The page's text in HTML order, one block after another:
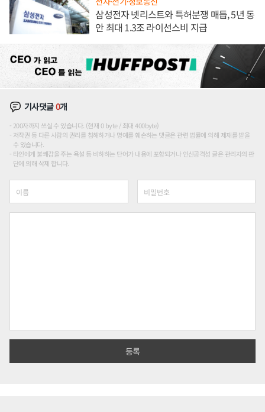
삼성전자 넷리스트와 특허분쟁 매듭, 5년 동
안 최대 1.3조 라이선스비 지급
기사댓글0개
200자까지 쓰실 수 있습니다. (현재 0 byte / 최대 400byte)
저작권 등 다른 사람의 권리를 침해하거나 명예를 훼손하는 댓글은 관련 법률에 의해 제재를 받을
수 있습니다.
타인에게 불쾌감을 주는 욕설 등 비하하는 단어가 내용에 포함되거나 인신공격성 글은 관리자의 판
단에 의해 삭제 합니다.